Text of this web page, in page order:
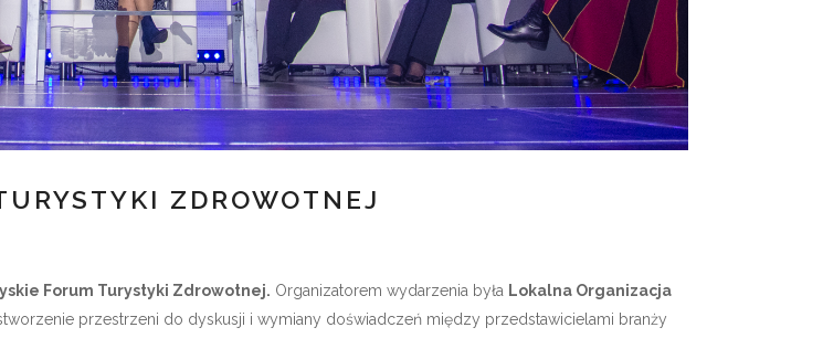
ZDROWOTNEJ
Forum Turystyki Zdrowotnej. Organizatorem wydarzenia była Lokalna Organizacja
przestrzeni do dyskusji i wymiany doświadczeń między przedstawicielami branży